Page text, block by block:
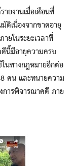
งานเมื่อเดือนที่
ติเนื่องจากขาดอายุ
ยในระยะเวลาที่
นี้มีอายุความครบ
นทางกฎหมายอีกต่อ
คน และทนายความ
ารพิจารณาคดี ภาย